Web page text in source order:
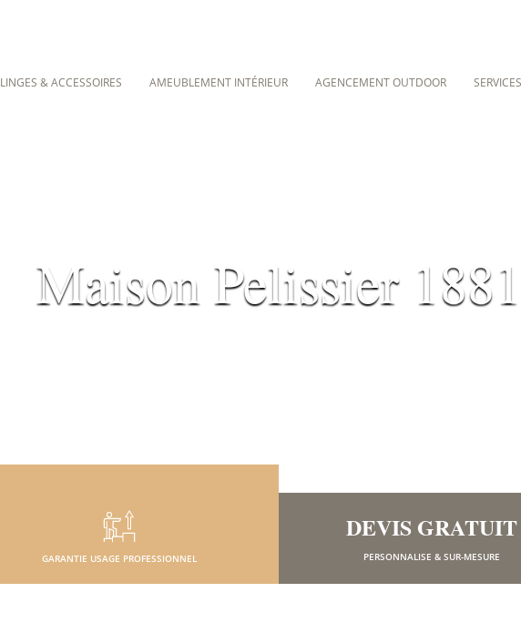
LINGES & ACCESSOIRES AMEUBLEMENT INTÉRIEUR AGENCEMENT OUTDOOR
Maison Pelissier 1881
GARANTIE USAGE PROFESSIONNEL
DEVIS GRATUIT
PERSONNALISE & SUR-MESURE